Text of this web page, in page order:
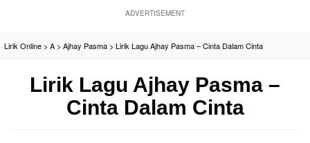
ADVERTISEMENT
Lirik Online > A > Ajhay Pasma > Lirik Lagu Ajhay Pasma – Cinta Dalam Cinta
Lirik Lagu Ajhay Pasma –
Cinta Dalam Cinta